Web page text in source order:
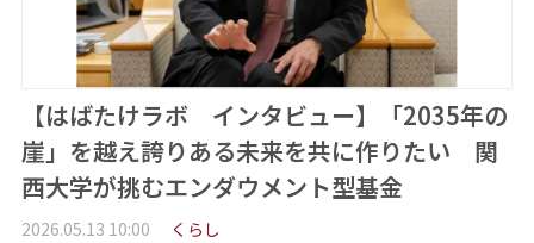
【はばたけラボ インタビュー】「2035年の
崖」を越え誇りある未来を共に作りたい 関
西大学が挑むエンダウメント型基金
2026.05.13 10:00 くらし